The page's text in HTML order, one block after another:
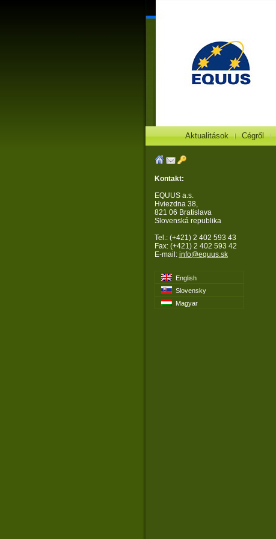
Aktualitások Cégről
Kontakt:
EQUUS a.s.
Hviezdna 38,
821 06 Bratislava
Slovenská republika
Tel.: (+421) 2 402 593 43
Fax: (+421) 2 402 593 42
E-mail: info@equus.sk
English
Slovensky
Magyar